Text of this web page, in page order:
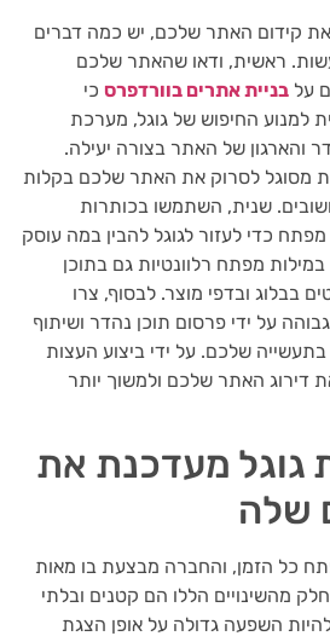
קידום האתר שלכם, יש כמה דברים
ראשית, ודאו שהאתר שלכם
על בניית אתרים בוורדפרס כי
למנוע החיפוש של גוגל, מערכת
והארגון של האתר בצורה יעילה.
מסוגל לסרוק את האתר שלכם בקלות
שנית, השתמשו בכותרות
מפתח כדי לעזור לגוגל להבין במה עוסק
מפתח רלוונטיות גם בתוכן
בבלוג ובדפי מוצר. לבסוף, צרו
על ידי פרסום תוכן נהדר ושיתוף
שלכם. על ידי ביצוע העצות
דירוג האתר שלכם ולמשוך יותר
גוגל מעדכנת את
כל הזמן, והחברה מבצעת בו מאות
מהשינויים הללו הם קטנים ובלתי
השפעה גדולה על אופן הצגת